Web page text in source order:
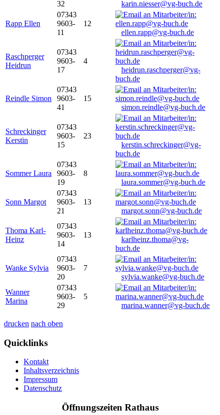
32
karin.niesser@vg-buch.de
Rapp Ellen
07343
9603-
11
12
ellen.rapp@vg-buch.de
Raschperger
Heidrun
07343
9603-
17
4
heidrun.raschperger@vg-
buch.de
Reindle Simon
07343
9603-
41
15
simon.reindle@vg-buch.de
Schreckinger
Kerstin
07343
9603-
15
23
kerstin.schreckinger@vg-
buch.de
Sommer Laura
07343
9603-
19
8
laura.sommer@vg-buch.de
Sonn Margot
07343
9603-
21
13
margot.sonn@vg-buch.de
Thoma Karl-
Heinz
07343
9603-
14
13
karlheinz.thoma@vg-
buch.de
Wanke Sylvia
07343
9603-
20
7
sylvia.wanke@vg-buch.de
Wanner
Marina
07343
9603-
29
5
marina.wanner@vg-buch.de
drucken nach oben
Quicklinks
Kontakt
Inhaltsverzeichnis
Impressum
Datenschutz
Öffnungszeiten Rathaus